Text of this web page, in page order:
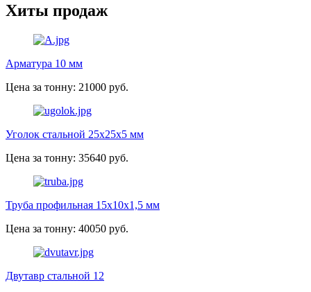
Хиты продаж
Арматура 10 мм
Цена за тонну: 21000 руб.
Уголок стальной 25х25х5 мм
Цена за тонну: 35640 руб.
Труба профильная 15х10х1,5 мм
Цена за тонну: 40050 руб.
Двутавр стальной 12